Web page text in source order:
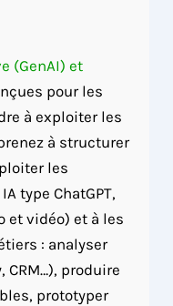
(GenAI) et
pour les
à exploiter les
à structurer
les
type ChatGPT,
et vidéo) et à les
: analyser
CRM…), produire
prototyper